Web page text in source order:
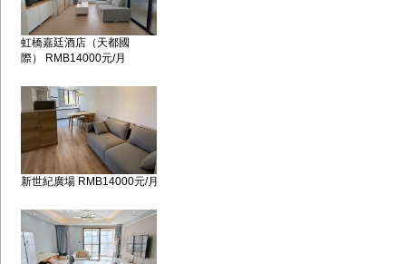
虹橋嘉廷酒店（天都國
際） RMB14000元/月
新世紀廣場 RMB14000元/月